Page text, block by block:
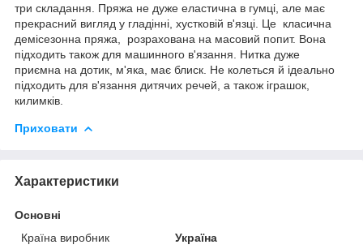
три складання. Пряжа не дуже еластична в гумці, але має
прекрасний вигляд у гладінні, хустковій в'язці. Це класична
демісезонна пряжа, розрахована на масовий попит. Вона
підходить також для машинного в'язання. Нитка дуже
приємна на дотик, м'яка, має блиск. Не колеться й ідеально
підходить для в'язання дитячих речей, а також іграшок,
килимків.
Приховати
Характеристики
Основні
Країна виробник
Україна